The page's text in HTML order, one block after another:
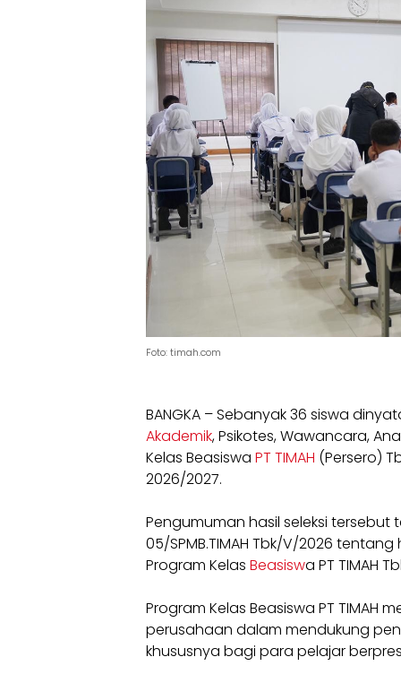
Foto: timah.com
BANGKA – Sebanyak 36 siswa
Akademik, Psikotes, Wawancara,
Kelas Beasiswa PT TIMAH (Persero)
2026/2027.
Pengumuman hasil seleksi
05/SPMB.TIMAH Tbk/V/2026 tentang
Program Kelas Beasiswa PT TIMAH
Program Kelas Beasiswa PT TIMAH
perusahaan dalam mendukung
khususnya bagi para pelajar